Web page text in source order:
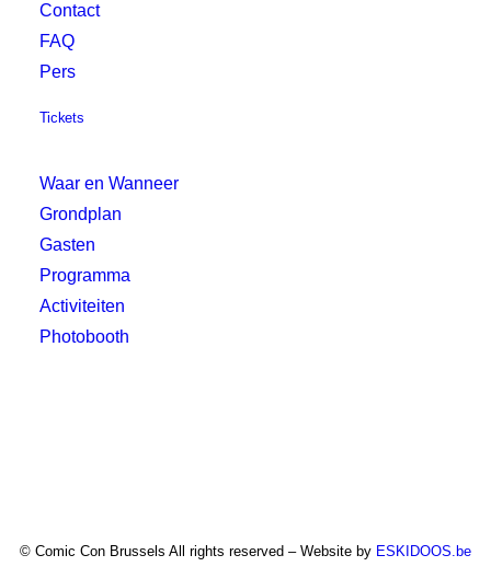
Contact
FAQ
Pers
Tickets
Waar en Wanneer
Grondplan
Gasten
Programma
Activiteiten
Photobooth
© Comic Con Brussels All rights reserved – Website by ESKIDOOS.be